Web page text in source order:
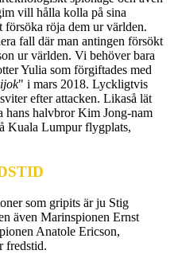
vill hålla kolla på sina
försöka röja dem ur världen.
fall där man antingen försökt
ur världen. Vi behöver bara
Yulia som förgiftades med
" i mars 2018. Lyckligtvis
efter attacken. Likaså lät
halvbror Kim Jong-nam
Kuala Lumpur flygplats,
som gripits är ju Stig
även Marinspionen Ernst
Anatole Ericson,
fredstid.